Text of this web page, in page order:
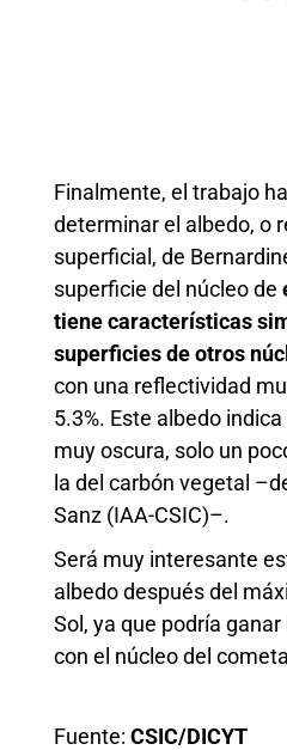
Finalmente, el trabajo
determinar el albedo, o
superficial, de
superficie del núcleo de
tiene características
superficies de otros
con una reflectividad
5.3%. Este albedo
muy oscura, solo un
la del carbón vegetal
Sanz (IAA-CSIC)–.
Será muy interesante
albedo después del
Sol, ya que podría
con el núcleo del
Fuente: CSIC/DICYT